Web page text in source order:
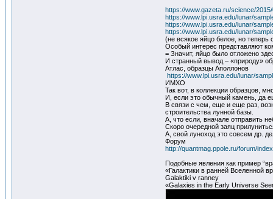
https://www.gazeta.ru/science/
https://www.lpi.usra.edu/lunar/
https://www.lpi.usra.edu/lunar/
https://www.lpi.usra.edu/lunar/
(не всякое яйцо белое, но
Особый интерес представляют
= Значит, яйцо было отложено
И странный вывод – «природу»
Атлас, образцы Аполлонов
https://www.lpi.usra.edu/lunar/
ИМХО
Так вот, в коллекции образцов,
И, если это обычный камень, да
В связи с чем, еще и еще раз,
строительства лунной базы.
А, что если, вначале отправить
Скоро очередной заяц
А, свой луноход это совсем др.
Форум
http://quantmag.ppole.ru/forum/
Подобные явления как пример
«Галактики в ранней Вселенной
Galaktiki v ranney
«Galaxies in the Early Universe